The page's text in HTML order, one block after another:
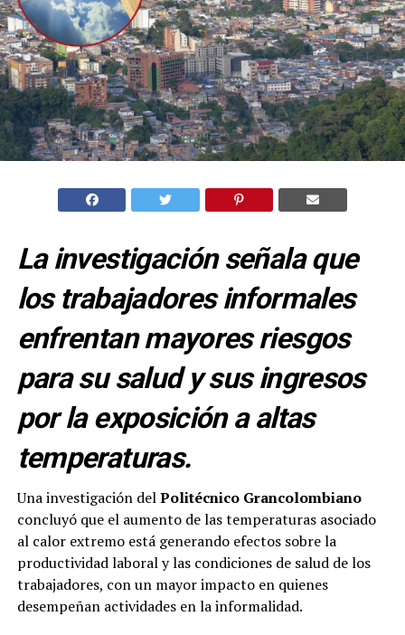
La investigación señala que
los trabajadores informales
enfrentan mayores riesgos
para su salud y sus ingresos
por la exposición a altas
temperaturas.
Una investigación delPolitécnico Grancolombiano
concluyó que el aumento de las temperaturas asociado
al calor extremo está generando efectos sobre la
productividad laboral y las condiciones de salud de los
trabajadores, con un mayor impacto en quienes
desempeñan actividades en la informalidad.